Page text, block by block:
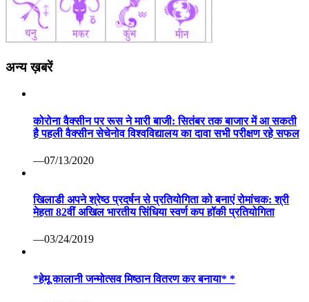
अन्य ख़बरें
कोरोना वैक्सीन पर रूस ने मारी बाजी: सितंबर तक बाजार में आ सकती
है पहली वैक्सीन सेचेनोव विश्वविद्यालय का दावा सभी परीक्षण रहे सफल
—07/13/2020
खिलाडी अपने श्रेष्ठ प्रदर्षन से प्रतियोगिता को बनाएं रोमांचक: श्री
मेहता 82वीं अखिल भारतीय सिंधिया स्वर्ण कप हॉकी प्रतियोगिता
—03/24/2019
*हेमू कालानी जन्मोत्सव मिष्ठान वितरण कर बनाया* *